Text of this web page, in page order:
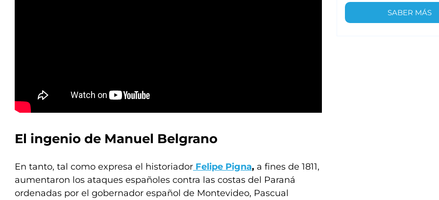
El ingenio de Manuel Belgrano
En tanto, tal como expresa el historiador Felipe Pigna, a fines de 1811,
aumentaron los ataques españoles contra las costas del Paraná
ordenadas por el gobernador español de Montevideo, Pascual
SABER MÁS